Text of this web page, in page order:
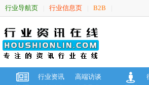
行业导航页 行业信息页 B2B
行业资讯
高端访谈